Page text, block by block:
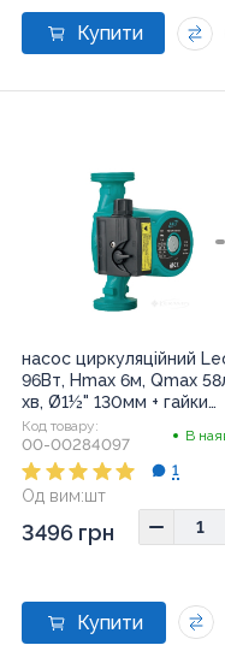
насос циркуляційний
96Вт, Hmax 6м, Qmax
хв, Ø1½" 130мм + гайки
(774433)
Код товару:
00-00284097 В
Од вим:шт
13x13x13
1
3496 грн